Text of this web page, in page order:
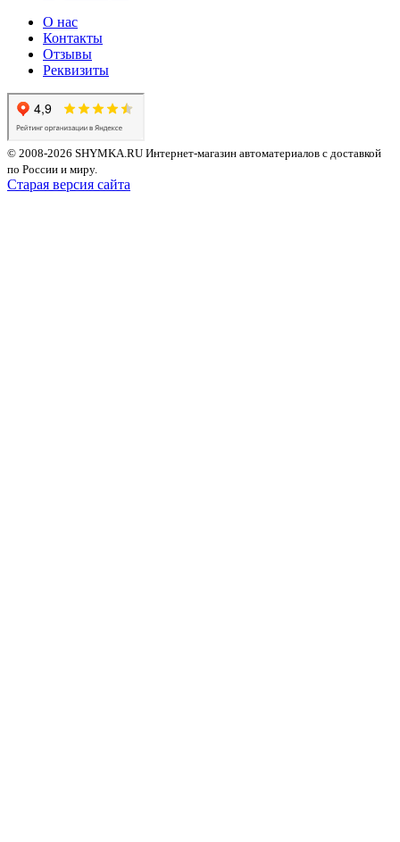
О нас
Контакты
Отзывы
Реквизиты
© 2008-2026 SHYMKA.RU Интернет-магазин автоматериалов с доставкой
по России и миру.
Старая версия сайта